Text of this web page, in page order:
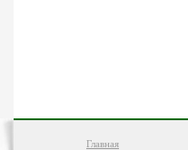
Главная